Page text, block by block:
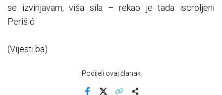
se izvinjavam, viša sila – rekao je tada iscrpljeni
Perišić.
(Vijesti.ba)
Podijeli ovaj članak